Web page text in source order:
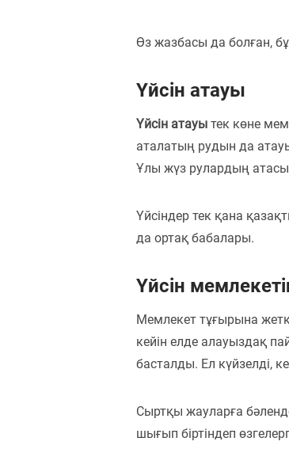
Өз жазбасы да болған,
Үйсін атауы
Үйсін атауы тек көне
аталатың рудын да
Ұлы жүз рулардың
Үйсіндер тек қана
да ортақ бабалары.
Үйсін
Мемлекет тұғырына
кейін елде алауыздақ
басталды. Ел күйзелді,
Сыртқы жауларға
шығып біртіндеп